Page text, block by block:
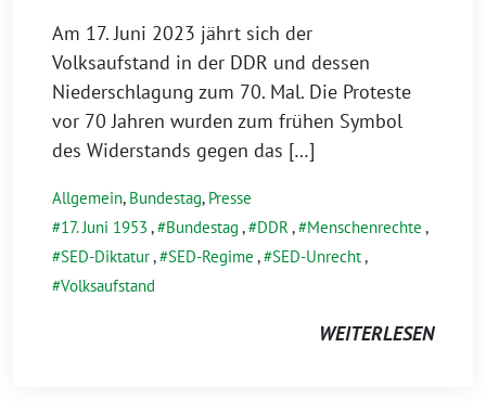
Am 17. Juni 2023 jährt sich der
Volksaufstand in der DDR und dessen
Niederschlagung zum 70. Mal. Die Proteste
vor 70 Jahren wurden zum frühen Symbol
des Widerstands gegen das […]
Allgemein, Bundestag, Presse
17. Juni 1953 , Bundestag , DDR, Menschenrechte ,
SED-Diktatur, SED-Regime , SED-Unrecht,
Volksaufstand
WEITERLESEN